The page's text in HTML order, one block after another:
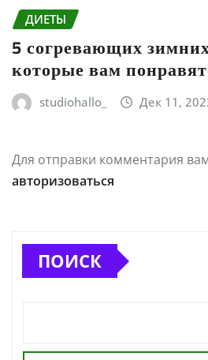
ДИЕТЫ
5 согревающих
которые вам
studiohallo_ Дек 11,
Для отправки комментария
авторизоваться
ПОИСК